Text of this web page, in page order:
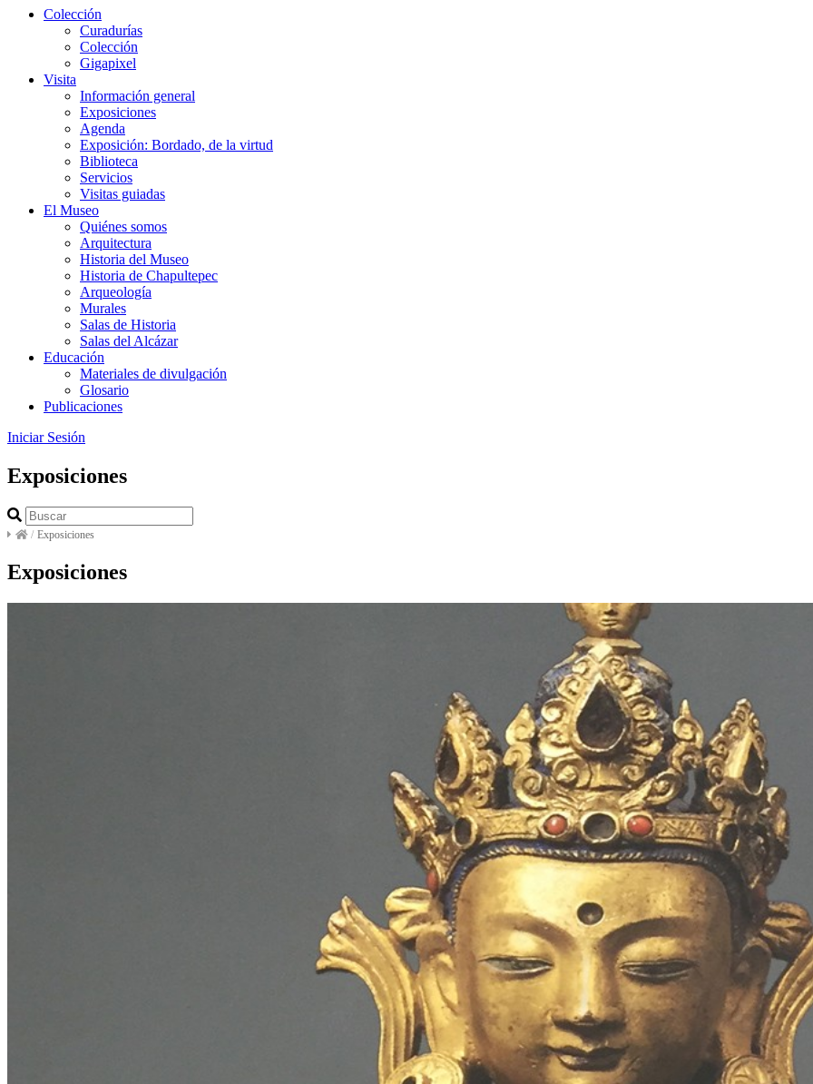
Colección
Curadurías
Colección
Gigapixel
Visita
Información general
Exposiciones
Agenda
Exposición: Bordado, de la virtud
Biblioteca
Servicios
Visitas guiadas
El Museo
Quiénes somos
Arquitectura
Historia del Museo
Historia de Chapultepec
Arqueología
Murales
Salas de Historia
Salas del Alcázar
Educación
Materiales de divulgación
Glosario
Publicaciones
Iniciar Sesión
Exposiciones
/ Exposiciones
Exposiciones